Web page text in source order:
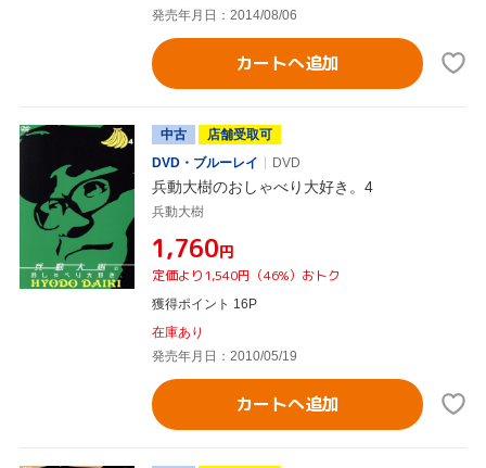
発売年月日：2014/08/06
カートへ追加
中古
店舗受取可
DVD・ブルーレイ
DVD
兵動大樹のおしゃべり大好き。4
兵動大樹
¥1,760円
定価より1,540円（46%）おトク
獲得ポイント 16P
在庫あり
発売年月日：2010/05/19
カートへ追加